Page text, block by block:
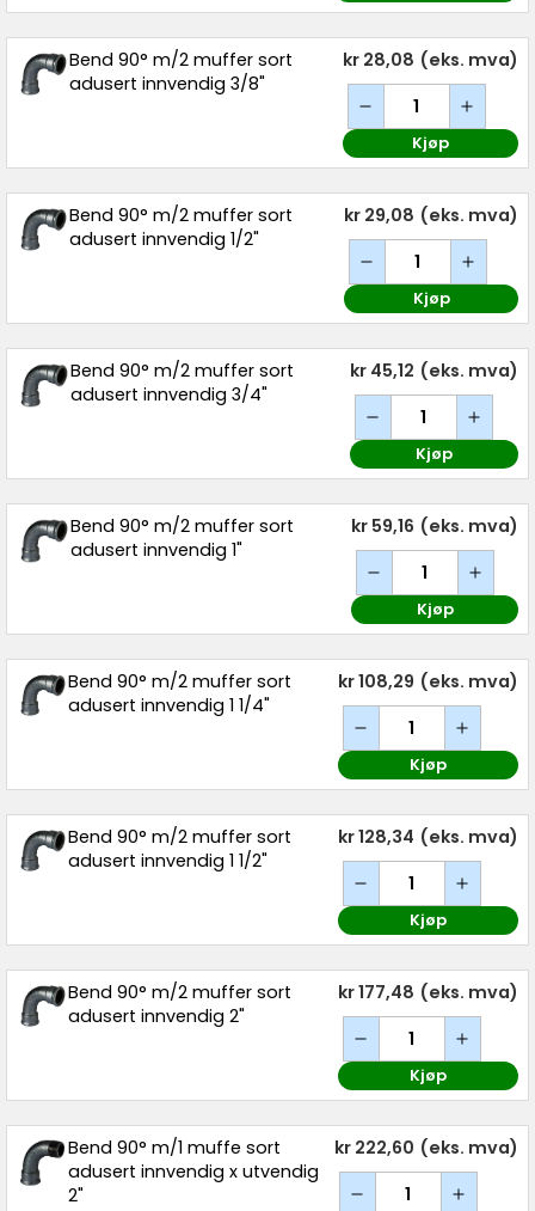
Bend 90° m/2 muffer sort
adusert innvendig 3/8"
kr 28,08 (eks. mva)
Kjøp
Bend 90° m/2 muffer sort
adusert innvendig 1/2"
kr 29,08 (eks. mva)
Kjøp
Bend 90° m/2 muffer sort
adusert innvendig 3/4"
kr 45,12 (eks. mva)
Kjøp
Bend 90° m/2 muffer sort
adusert innvendig 1"
kr 59,16 (eks. mva)
Kjøp
Bend 90° m/2 muffer sort
adusert innvendig 1 1/4"
kr 108,29 (eks. mva)
Kjøp
Bend 90° m/2 muffer sort
adusert innvendig 1 1/2"
kr 128,34 (eks. mva)
Kjøp
Bend 90° m/2 muffer sort
adusert innvendig 2"
kr 177,48 (eks. mva)
Kjøp
Bend 90° m/1 muffe sort
adusert innvendig x utvendig
2"
kr 222,60 (eks. mva)